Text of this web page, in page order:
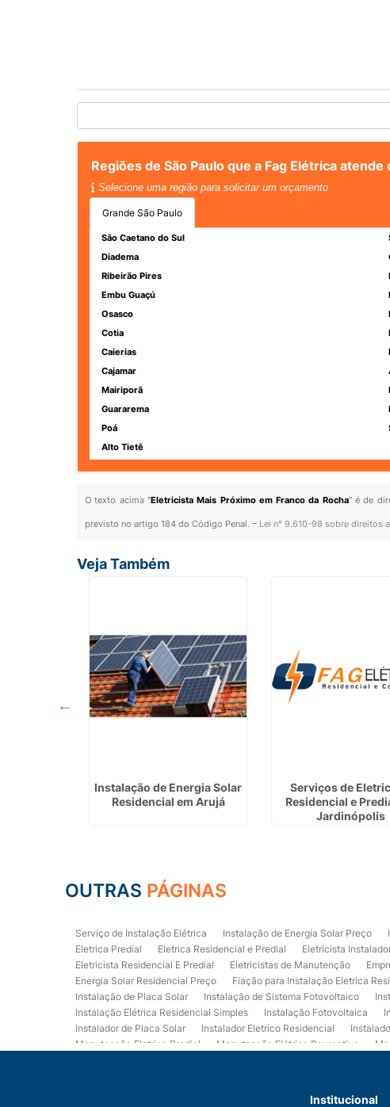
Regiões de São Paulo que a Fag Elétrica
Selecione uma região para solicitar um orçamento
Grande São Paulo
São Caetano do Sul
Diadema
Ribeirão Pires
Embu Guaçú
Osasco
Cotia
Caierias
Cajamar
Mairiporã
Guararema
Poá
Alto Tietê
O texto acima "Eletricista Mais Próximo em Franco da Rocha" é de
previsto no artigo 184 do Código Penal. – Lei n° 9.610-98 sobre direitos
Veja Também
Instalação de Energia Solar
Residencial em Arujá
Serviços de
Residencial e
Jardinópolis
OUTRAS PÁGINAS
Serviço de Instalação Elétrica Instalação de Energia Solar Preço
Eletrica Predial
Eletrica Residencial e Predial Eletricista
Eletricista Residencial E Predial
Eletricistas de Manutenção
Energia Solar Residencial Preço
Fiação para Instalação Eletrica
Instalação de Placa Solar
Instalação de Sistema Fotovoltaico
Instalação Elétrica Residencial Simples
Instalação Fotovoltaica
Instalador de Placa Solar
Instalador Eletrico Residencial
Manutenção Eletrica Predial
Manutenção Elétrica Preventiva
Institucional